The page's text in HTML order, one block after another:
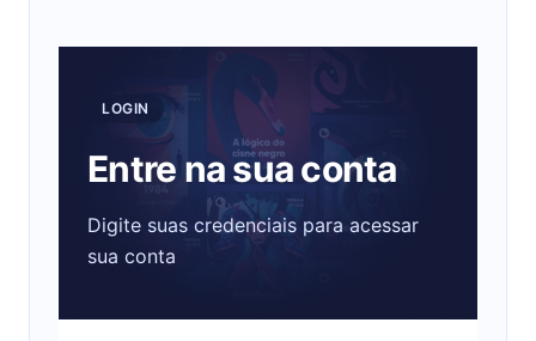
LOGIN
Entre na sua conta
Digite suas credenciais para acessar
sua conta